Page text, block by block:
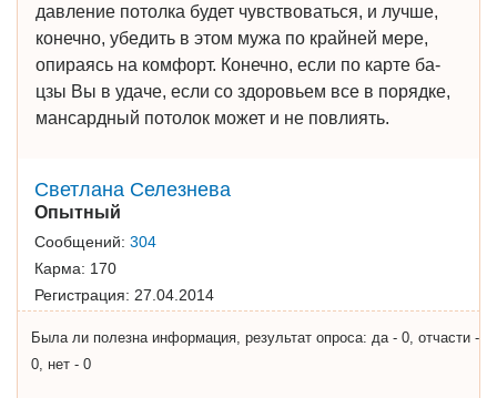
давление потолка будет чувствоваться, и лучше,
конечно, убедить в этом мужа по крайней мере,
опираясь на комфорт. Конечно, если по карте ба-
цзы Вы в удаче, если со здоровьем все в порядке,
мансардный потолок может и не повлиять.
Cветлана Cелезнева
Опытный
Сообщений: 304
Карма: 170
Регистрация: 27.04.2014
Была ли полезна информация, результат опроса: да - 0, отчасти -
0, нет - 0